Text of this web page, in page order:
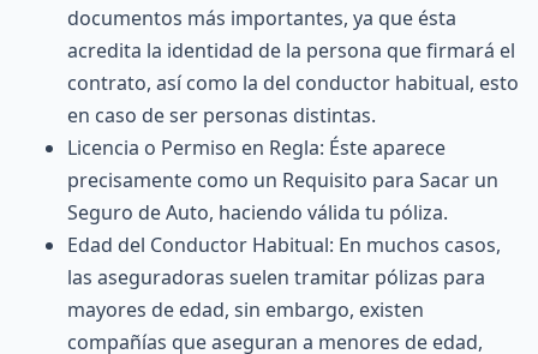
documentos más importantes, ya que ésta
acredita la identidad de la persona que firmará el
contrato, así como la del conductor habitual, esto
en caso de ser personas distintas.
Licencia o Permiso en Regla: Éste aparece
precisamente como un Requisito para Sacar un
Seguro de Auto, haciendo válida tu póliza.
Edad del Conductor Habitual: En muchos casos,
las aseguradoras suelen tramitar pólizas para
mayores de edad, sin embargo, existen
compañías que aseguran a menores de edad,